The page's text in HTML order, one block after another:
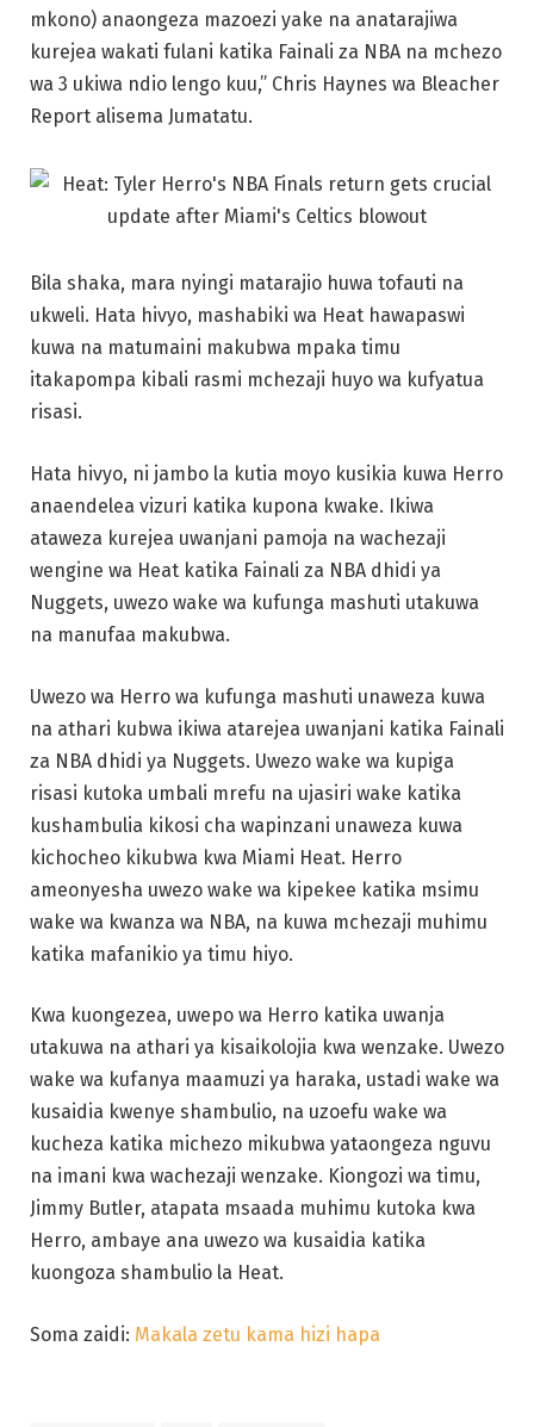
mkono) anaongeza mazoezi yake na anatarajiwa
kurejea wakati fulani katika Fainali za NBA na mchezo
wa 3 ukiwa ndio lengo kuu,” Chris Haynes wa Bleacher
Report alisema Jumatatu.
Bila shaka, mara nyingi matarajio huwa tofauti na
ukweli. Hata hivyo, mashabiki wa Heat hawapaswi
kuwa na matumaini makubwa mpaka timu
itakapompa kibali rasmi mchezaji huyo wa kufyatua
risasi.
Hata hivyo, ni jambo la kutia moyo kusikia kuwa Herro
anaendelea vizuri katika kupona kwake. Ikiwa
ataweza kurejea uwanjani pamoja na wachezaji
wengine wa Heat katika Fainali za NBA dhidi ya
Nuggets, uwezo wake wa kufunga mashuti utakuwa
na manufaa makubwa.
Uwezo wa Herro wa kufunga mashuti unaweza kuwa
na athari kubwa ikiwa atarejea uwanjani katika Fainali
za NBA dhidi ya Nuggets. Uwezo wake wa kupiga
risasi kutoka umbali mrefu na ujasiri wake katika
kushambulia kikosi cha wapinzani unaweza kuwa
kichocheo kikubwa kwa Miami Heat. Herro
ameonyesha uwezo wake wa kipekee katika msimu
wake wa kwanza wa NBA, na kuwa mchezaji muhimu
katika mafanikio ya timu hiyo.
Kwa kuongezea, uwepo wa Herro katika uwanja
utakuwa na athari ya kisaikolojia kwa wenzake. Uwezo
wake wa kufanya maamuzi ya haraka, ustadi wake wa
kusaidia kwenye shambulio, na uzoefu wake wa
kucheza katika michezo mikubwa yataongeza nguvu
na imani kwa wachezaji wenzake. Kiongozi wa timu,
Jimmy Butler, atapata msaada muhimu kutoka kwa
Herro, ambaye ana uwezo wa kusaidia katika
kuongoza shambulio la Heat.
Soma zaidi: Makala zetu kama hizi hapa